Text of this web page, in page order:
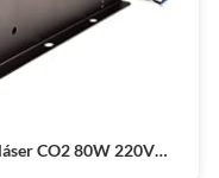
CO2 80W 220V…